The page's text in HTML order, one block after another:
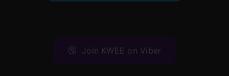
Join KWEE on Viber